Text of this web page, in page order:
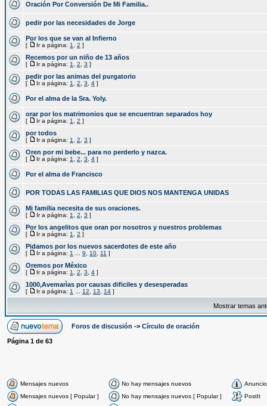
Oración Por Conversión De Mi Familia..
pedir por las necesidades de Jorge
Por los que se van al Infierno
[ Ir a página: 1 2 ]
Recemos por un niño de 13 años
[ Ir a página: 1 2 3 ]
pedir por las animas del purgatorio
[ Ir a página: 1 2 3 4 ]
Por el alma de la Sra. Yoly.
orar por los matrimonios que se encuentran separados hoy
[ Ir a página: 1 2 ]
por todos
[ Ir a página: 1 2 3 ]
Oren por mi bebe... para no perderlo y nazca.
[ Ir a página: 1 2 3 4 ]
Por el alma de Francisco
POR TODAS LAS FAMILIAS QUE DIOS NOS MANTENGA UNIDAS
Mi familia necesita de sus oraciones.
[ Ir a página: 1 2 3 ]
Por los angelitos que oran por nosotros y nuestros problemas
[ Ir a página: 1 2 ]
Pidamos por los nuevos sacerdotes de este año
[ Ir a página: 1 9 10 11 ]
Oremos por México
[ Ir a página: 1 2 3 4 ]
1000,Avemarìas por causas dificiles y desesperadas
[ Ir a página: 1 12 13 14 ]
Mostrar temas
Foros de discusión -> Círculo de oración
Página 1 de 63
Mensajes nuevos No hay mensajes nuevos
Anuncio
Mensajes nuevos [ Popular ]
No hay mensajes nuevos [ Popular ]
PostIt